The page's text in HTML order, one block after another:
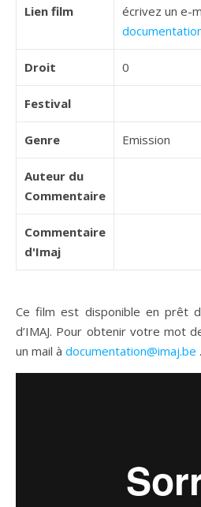
Lien film
écrivez un e-
Droit 0
Festival
Genre Emission
Auteur du
Commentaire
Commentaire
d'Imaj
Ce film est disponible en prêt
d’IMAJ. Pour obtenir votre mot
un mail à documentation@imaj.be .